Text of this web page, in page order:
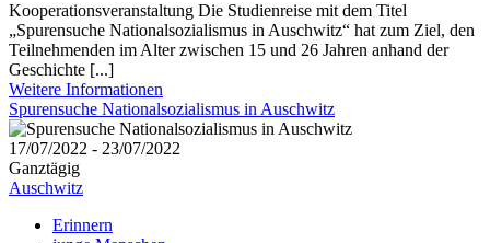
Kooperationsveranstaltung Die Studienreise mit dem Titel
„Spurensuche Nationalsozialismus in Auschwitz“ hat zum Ziel, den
Teilnehmenden im Alter zwischen 15 und 26 Jahren anhand der
Geschichte [...]
Weitere Informationen
Spurensuche Nationalsozialismus in Auschwitz
17/07/2022 - 23/07/2022
Ganztägig
Auschwitz
Erinnern